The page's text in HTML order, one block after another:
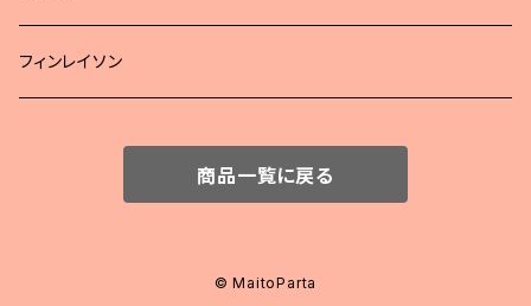
フィンレイソン
商品一覧に戻る
© MaitoParta